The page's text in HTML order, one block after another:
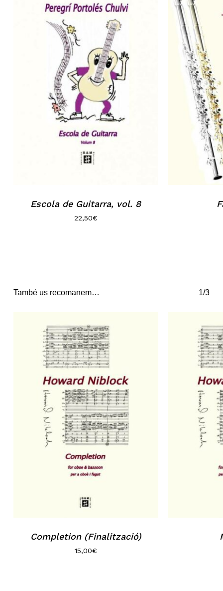
No hi ha productes a la cistella.
Go to shop
Escola de Guitarra, vol. 8
22,50€
També us recomanem… 1/3
Completion (Finalització)
15,00€